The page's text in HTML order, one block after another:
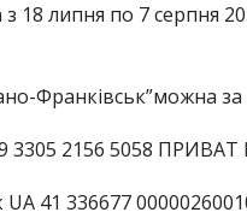
18 липня по 7 серпня
Франківськ”можна
3305 2156 5058
UA 41 336677